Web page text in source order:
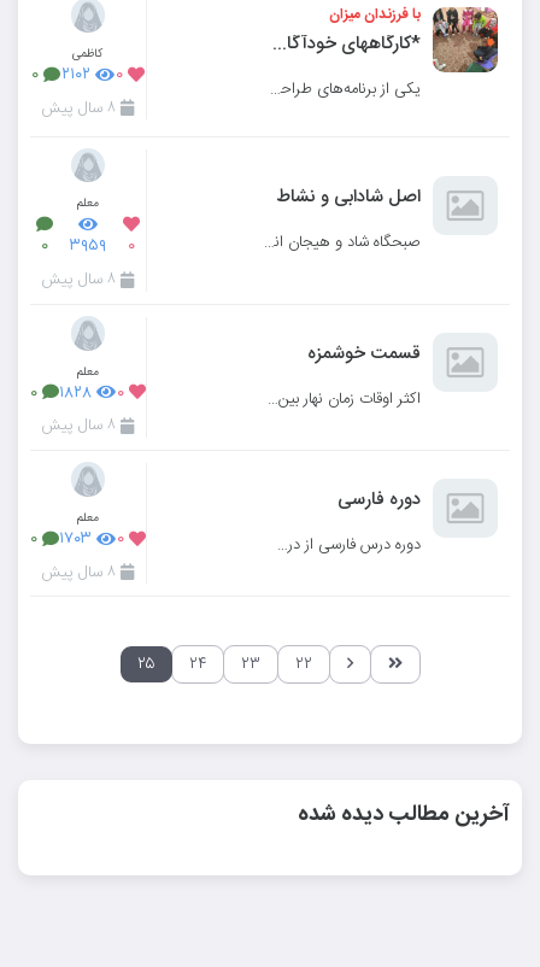
با فرزندان میزان
*کارگاههای خودآگاهی
یکی از برنامه‌های طراحی شده برای متربیان در اوقات خارج از فعالیت‌های کلاسی،برگزاری نشست&zw
کاظمی
۰ ۲۱۰۲ ۰
۸ سال پیش
اصل شادابی و نشاط
صبحگاه شاد و هیجان انگیز در مدرسه رافعه کرج
معلم
۰ ۳۹۵۹ ۰
۸ سال پیش
قسمت خوشمزه
اکثر اوقات زمان نهار بین ساعت ۱۲.۳۰ الی ۱ می باشد.
معلم
۰ ۱۸۲۸ ۰
۸ سال پیش
دوره فارسی
دوره درس فارسی از درس ۱تادرس ۵
معلم
۰ ۱۷۰۳ ۰
۸ سال پیش
۲۲ ۲۳ ۲۴ ۲۵
آخرین مطالب دیده شده